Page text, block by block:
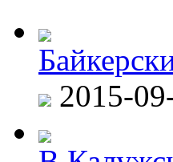
2015-